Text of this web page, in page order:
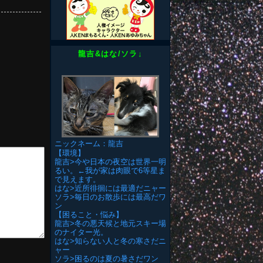
龍吉&はな/ソラ↓
ニックネーム：龍吉
【環境】
龍吉>今や日本の夜空は世界一明
るい。←我が家は肉眼で6等星ま
で見えます。
はな>近所徘徊には最適だニャー
ソラ>毎日のお散歩には最高だワ
ン
【困ること・悩み】
龍吉>冬の悪天候と地元スキー場
のナイター光。
はな>知らない人と冬の寒さだニ
ャー
ソラ>困るのは夏の暑さだワン